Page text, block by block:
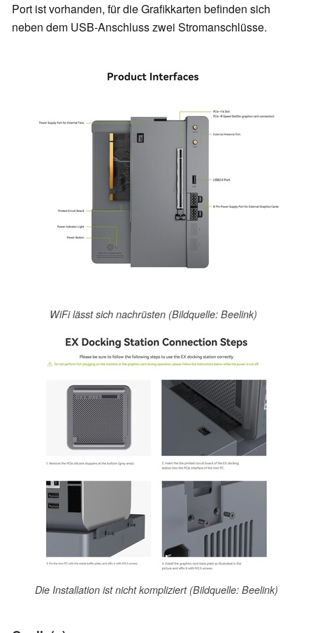
Port ist vorhanden, für die Grafikkarten befinden sich
neben dem USB-Anschluss zwei Stromanschlüsse.
WiFi lässt sich nachrüsten (Bildquelle: Beelink)
Die Installation ist nicht kompliziert (Bildquelle: Beelink)